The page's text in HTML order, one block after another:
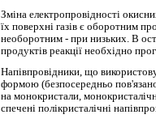
Зміна електропровідності
їх поверхні газів є оборотним
необоротним - при низьких. В
продуктів реакції необхідно
Напівпровідники, що
формою (безпосередньо
на монокристали,
спечені полікристалічні